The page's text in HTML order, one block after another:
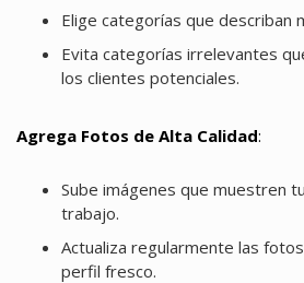
Elige categorías que describan
Evita categorías irrelevantes
los clientes potenciales.
Agrega Fotos de Alta Calidad:
Sube imágenes que muestren
trabajo.
Actualiza regularmente las
perfil fresco.